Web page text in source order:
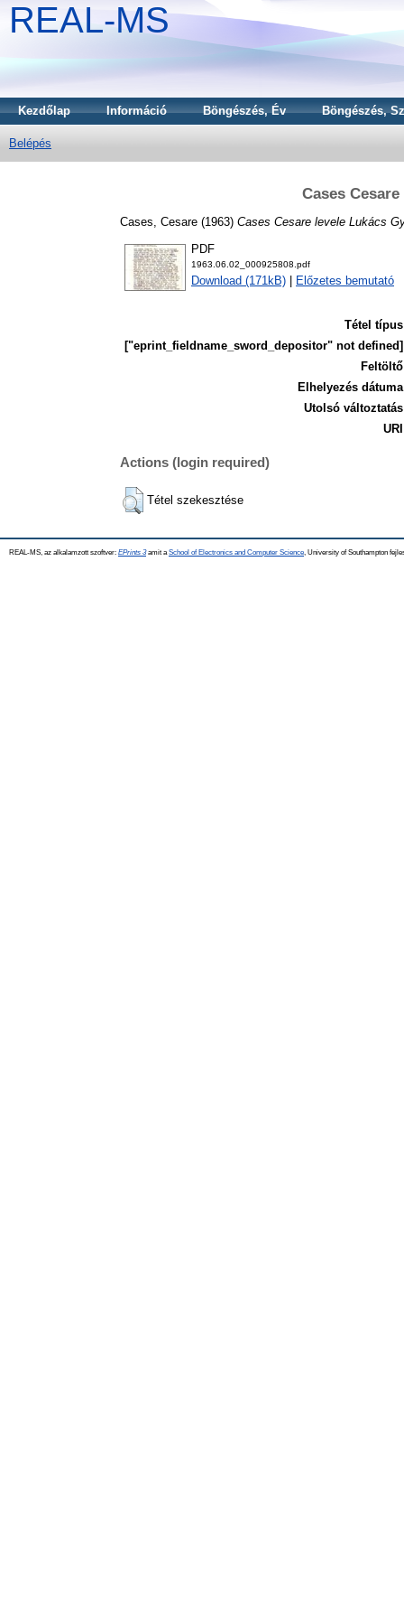
REAL-MS
Kezdőlap Információ Böngészés, Év Böngészés,
Belépés
Cases
Cases, Cesare (1963) Cases Cesare levele Lukács
PDF
1963.06.02_000925808.pdf
Download (171kB) Előzetes bemutató
Tétel
["eprint_fieldname_sword_depositor" not
Elhelyezés
Utolsó
Actions (login required)
Tétel szekesztése
REAL-MS, az alkalamzott szoftver: EPrints 3amit a School of Electronics and Computer Science , University of Southampton